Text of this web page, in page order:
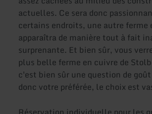
actuelles. Ce sera donc
certains endroits, une autre ferme
apparaîtra de manière tout à fait
surprenante. Et bien sûr, vous
plus belle ferme en cuivre de
c'est bien sûr une question de
donc votre préférée, le choix est